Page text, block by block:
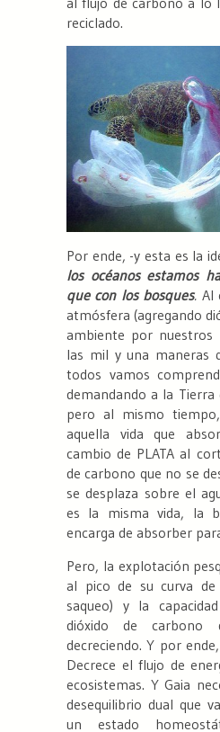
reciclado.
Por ende, -y esta es la
los océanos estamos
que con los bosques. Al
atmósfera (agregando
ambiente por nuestros
las mil y una maneras
todos vamos
demandando a la
pero al mismo
aquella vida que
cambio de PLATA al
de carbono que no se
se desplaza sobre el
es la misma vida, la
encarga de absorber
Pero, la explotación
al pico de su curva de
saqueo) y la
dióxido de carbono
decreciendo. Y por
Decrece el flujo de
ecosistemas. Y Gaia
desequilibrio dual que
un estado